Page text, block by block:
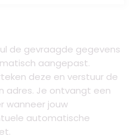
de gevraagde gegevens
aangepast.
deze en verstuur de
adres. Je ontvangt een
wanneer jouw
automatische